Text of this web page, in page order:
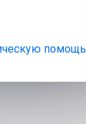
помощь